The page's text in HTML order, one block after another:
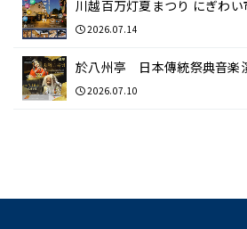
川越百万灯夏まつり にぎわ
2026.07.14
於八州亭 日本傳統祭典音楽
2026.07.10